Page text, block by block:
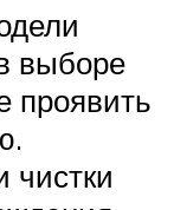
выборе
проявить
чистки